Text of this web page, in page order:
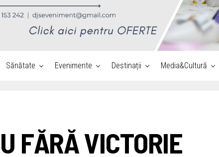
Sănătate Evenimente Destinații Media&Cultură
FĂRĂ VICTORIE